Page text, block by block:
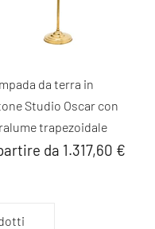
da terra in
Studio Oscar con
trapezoidale
da 1.317,60 €